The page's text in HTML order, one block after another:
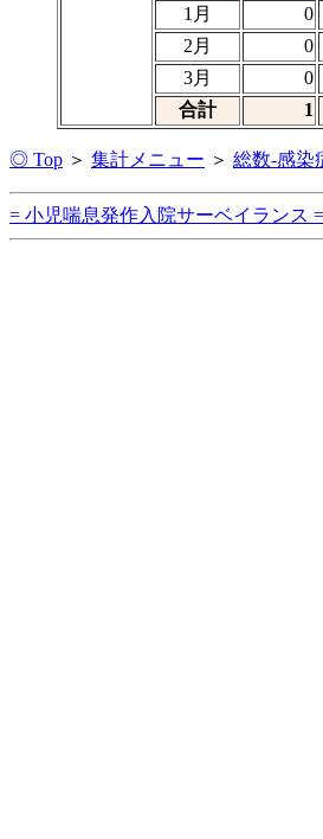
1月
0
2月
0
3月
0
合計
1
◎ Top ＞ 集計メニュー ＞ 総数-感染
= 小児喘息発作入院サーベイランス =